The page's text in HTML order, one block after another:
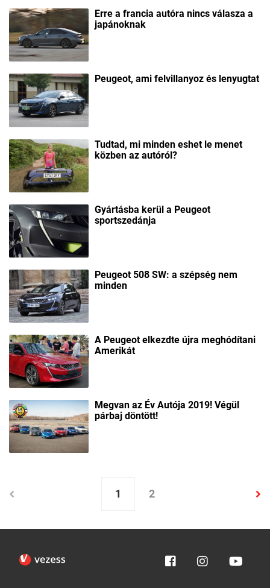
Erre a francia autóra nincs válasza a
japánoknak
Peugeot, ami felvillanyoz és lenyugtat
Tudtad, mi minden eshet le menet
közben az autóról?
Gyártásba kerül a Peugeot
sportszedánja
Peugeot 508 SW: a szépség nem
minden
A Peugeot elkezdte újra meghódítani
Amerikát
Megvan az Év Autója 2019! Végül
párbaj döntött!
1 2